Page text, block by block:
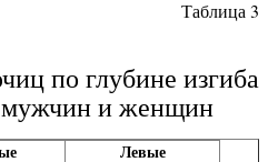
Таблица 3
по глубине изгиба
мужчин и женщин
Левые